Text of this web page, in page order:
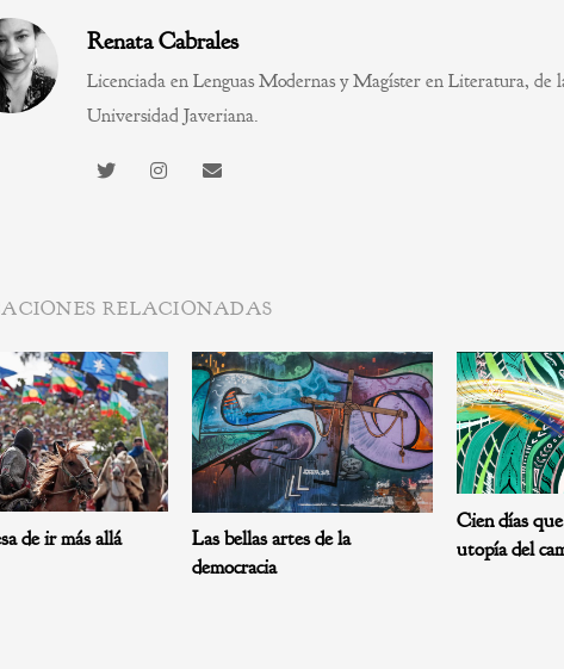
Renata Cabrales
Licenciada en Lenguas Modernas y Magíster en Literatura, de
Universidad Javeriana.
RELACIONADAS
de ir más allá
Las bellas artes de la
democracia
Cien días
utopía del